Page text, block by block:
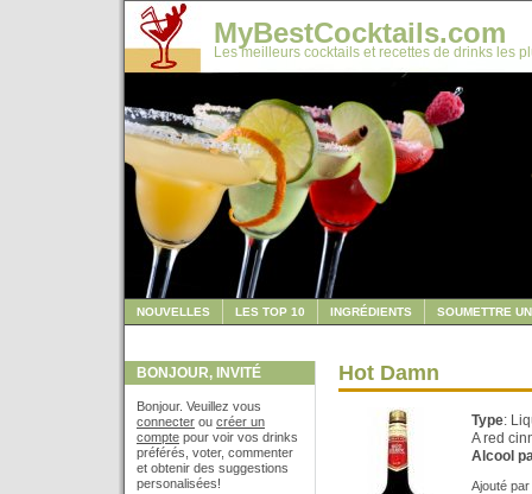
MyBestCocktails.com
Les meilleurs cocktails et recettes de drinks les
NOUVELLES LES TOP 10 INGRÉDIENTS SOUMETTRE
BONJOUR, INVITÉ
Bonjour. Veuillez vous
connecter ou créer un
compte pour voir vos drinks
préférés, voter, commenter
et obtenir des suggestions
personalisées!
Hot Damn
Type:
A red
Alcool
Ajouté par